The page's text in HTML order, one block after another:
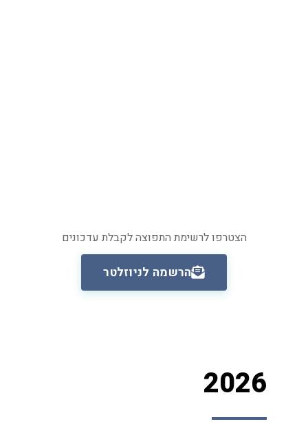
הצטרפו לרשימת התפוצה לקבלת עדכונים
הרשמה לניוזלטר
2026